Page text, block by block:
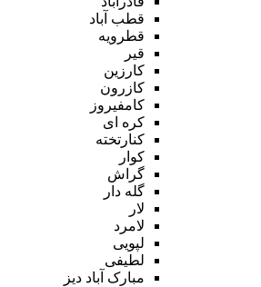
قطب آباد
قطرویه
قیر
کارزین
کازرون
کامفیروز
کره ای
کنارتخته
کوار
گراش
گله دار
لار
لامرد
لپویی
لطیفی
مبارک آباد دیز